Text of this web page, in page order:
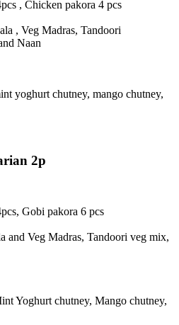
, Chicken pakora 4 pcs
, Veg Madras, Tandoori
Naan
yoghurt chutney, mango chutney,
2p
Gobi pakora 6 pcs
and Veg Madras, Tandoori veg mix,
Yoghurt chutney, Mango chutney,